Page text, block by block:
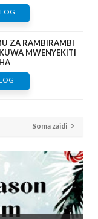
ZA RAMBIRAMBI
MWENYEKITI
Soma zaidi